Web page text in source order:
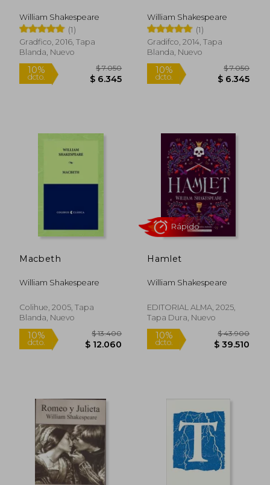
William Shakespeare
(1)
Gradfico, 2016, Tapa
Blanda, Nuevo
$ 6.345
William Shakespeare
(1)
Gradifco, 2014, Tapa
Blanda, Nuevo
Macbeth
William Shakespeare
Colihue, 2005, Tapa
Blanda, Nuevo
Hamlet
William Shakespeare
EDITORIAL ALMA, 2025,
Tapa Dura, Nuevo